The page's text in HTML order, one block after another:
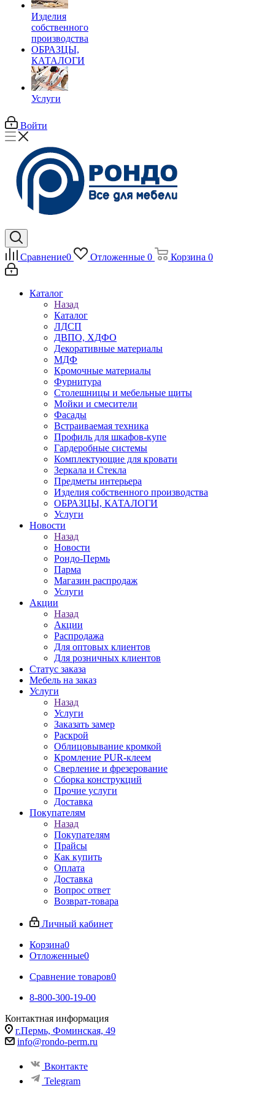
Изделия
собственного
производства
ОБРАЗЦЫ,
КАТАЛОГИ
Услуги
Войти
Сравнение0 Отложенные 0 Корзина 0
Каталог
Назад
Каталог
ЛДСП
ДВПО, ХДФО
Декоративные материалы
МДФ
Кромочные материалы
Фурнитура
Столешницы и мебельные щиты
Мойки и смесители
Фасады
Встраиваемая техника
Профиль для шкафов-купе
Гардеробные системы
Комплектующие для кровати
Зеркала и Стекла
Предметы интерьера
Изделия собственного производства
ОБРАЗЦЫ, КАТАЛОГИ
Услуги
Новости
Назад
Новости
Рондо-Пермь
Парма
Магазин распродаж
Услуги
Акции
Назад
Акции
Распродажа
Для оптовых клиентов
Для розничных клиентов
Статус заказа
Мебель на заказ
Услуги
Назад
Услуги
Заказать замер
Раскрой
Облицовывание кромкой
Кромление PUR-клеем
Сверление и фрезерование
Сборка конструкций
Прочие услуги
Доставка
Покупателям
Назад
Покупателям
Прайсы
Как купить
Оплата
Доставка
Вопрос ответ
Возврат-товара
Личный кабинет
Корзина0
Отложенные0
Сравнение товаров0
8-800-300-19-00
Контактная информация
г.Пермь, Фоминская, 49
info@rondo-perm.ru
Вконтакте
Telegram